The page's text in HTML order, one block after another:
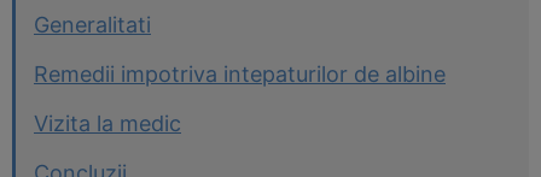
Generalitati
Remedii impotriva intepaturilor de albine
Vizita la medic